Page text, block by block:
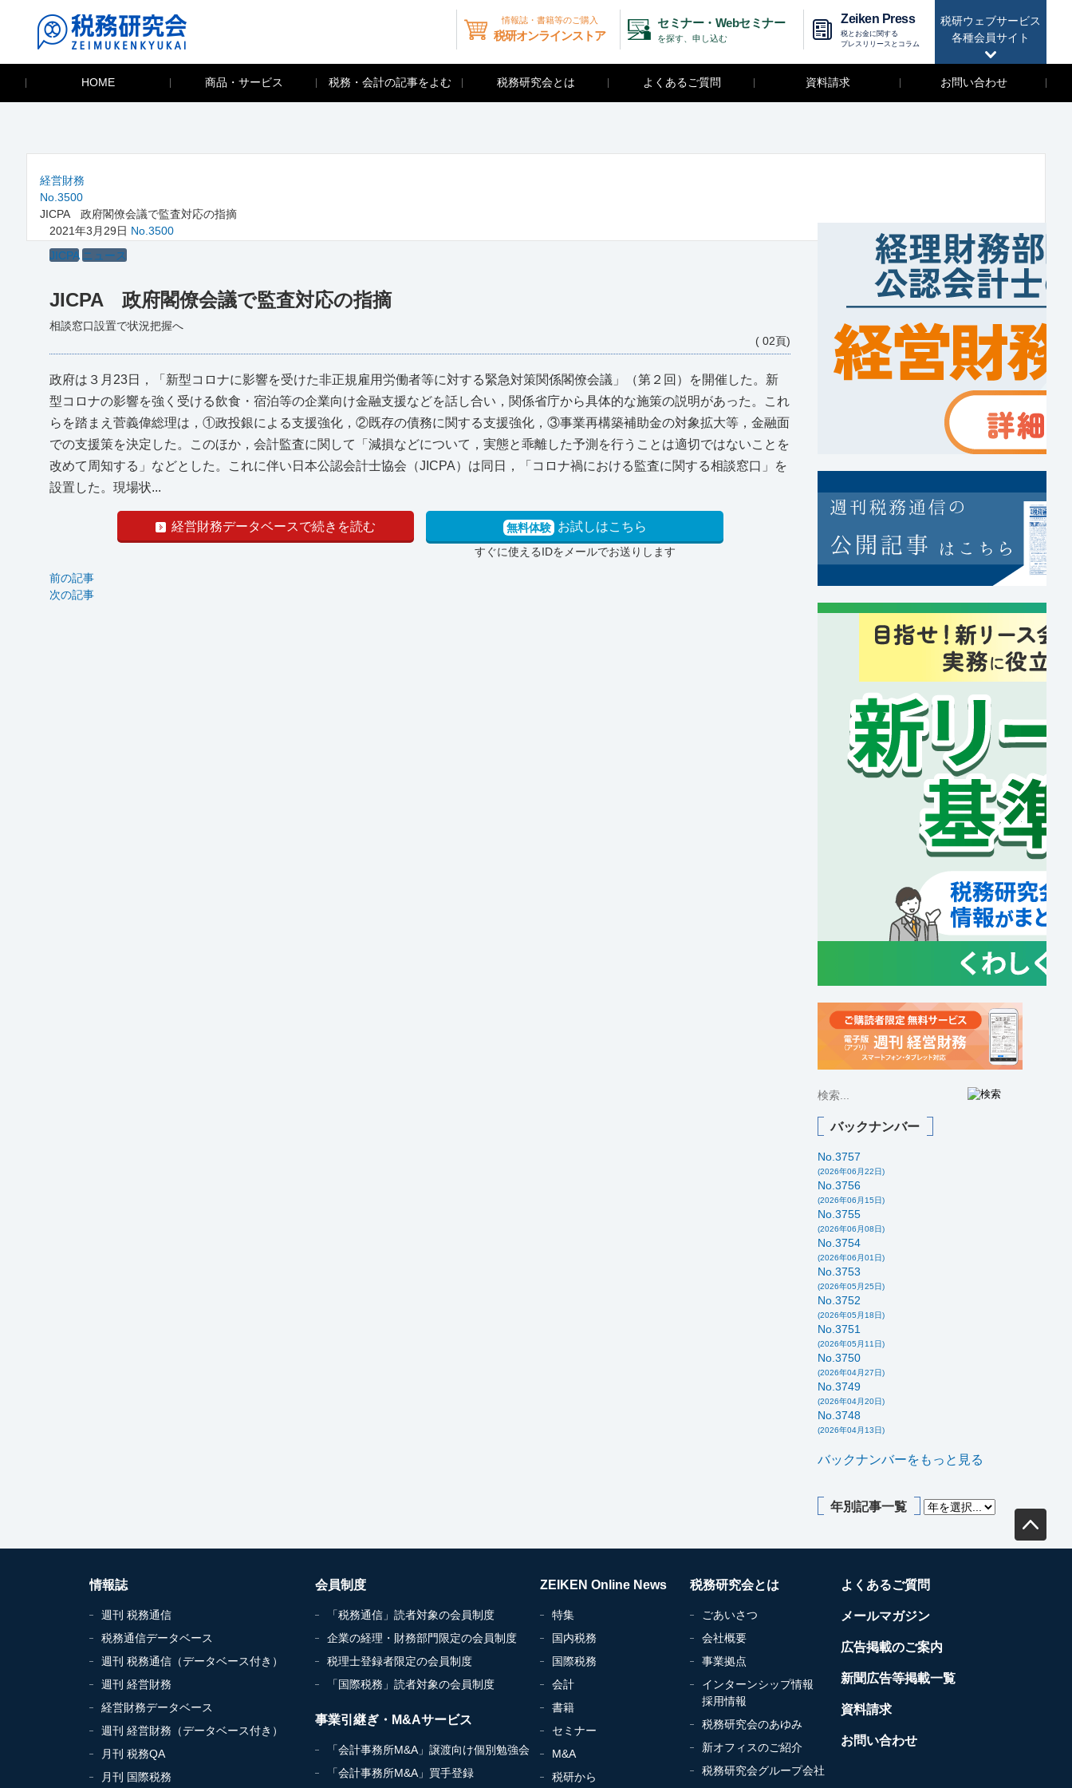
税研ウェブサービス
各種会員サイト
情報誌・書籍等のご購入
税研オンラインストア
セミナー・Webセミナー
を探す、申し込む
Zeiken Press
税とお金に関する
プレスリリースとコラム
HOME 商品・サービス 税務・会計の記事をよむ 税務研究会とは よくあるご質問 資料請求 お問い合わせ
経営財務
No.3500
JICPA 政府閣僚会議で監査対応の指摘
2021年3月29日 No.3500
JICPA ニュース
JICPA 政府閣僚会議で監査対応の指摘
相談窓口設置で状況把握へ
( 02頁)
政府は３月23日，「新型コロナに影響を受けた非正規雇用労働者等に対する緊急対策関係閣僚会議」（第２回）を開催した。新
型コロナの影響を強く受ける飲食・宿泊等の企業向け金融支援などを話し合い，関係省庁から具体的な施策の説明があった。これ
らを踏まえ菅義偉総理は，①政投銀による支援強化，②既存の債務に関する支援強化，③事業再構築補助金の対象拡大等，金融面
での支援策を決定した。このほか，会計監査に関して「減損などについて，実態と乖離した予測を行うことは適切ではないことを
改めて周知する」などとした。これに伴い日本公認会計士協会（JICPA）は同日，「コロナ禍における監査に関する相談窓口」を
設置した。現場状...
経営財務データベースで続きを読む 無料体験 お試しはこちら
すぐに使えるIDをメールでお送りします
前の記事
次の記事
バックナンバー
No.3757
(2026年06月22日)
No.3756
(2026年06月15日)
No.3755
(2026年06月08日)
No.3754
(2026年06月01日)
No.3753
(2026年05月25日)
No.3752
(2026年05月18日)
No.3751
(2026年05月11日)
No.3750
(2026年04月27日)
No.3749
(2026年04月20日)
No.3748
(2026年04月13日)
バックナンバーをもっと見る
年別記事一覧
情報誌
週刊 税務通信
税務通信データベース
週刊 税務通信（データベース付き）
週刊 経営財務
経営財務データベース
週刊 経営財務（データベース付き）
月刊 税務QA
月刊 国際税務
会員制度
「税務通信」読者対象の会員制度
企業の経理・財務部門限定の会員制度
税理士登録者限定の会員制度
「国際税務」読者対象の会員制度
事業引継ぎ・M&Aサービス
「会計事務所M&A」譲渡向け個別勉強会
「会計事務所M&A」買手登録
ZEIKEN Online News
特集
国内税務
国際税務
会計
書籍
セミナー
M&A
税研から
税務研究会とは
ごあいさつ
会社概要
事業拠点
インターンシップ情報
採用情報
税務研究会のあゆみ
新オフィスのご紹介
税務研究会グループ会社
よくあるご質問
メールマガジン
広告掲載のご案内
新聞広告等掲載一覧
資料請求
お問い合わせ